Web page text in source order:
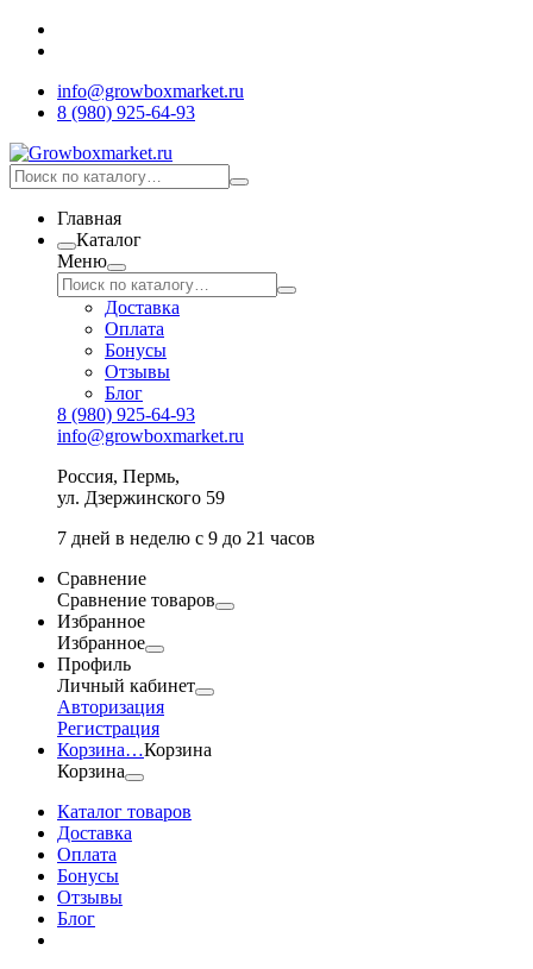
info@growboxmarket.ru
8 (980) 925-64-93
Главная
Каталог
Меню
Доставка
Оплата
Бонусы
Отзывы
Блог
8 (980) 925-64-93
info@growboxmarket.ru
Россия, Пермь,
ул. Дзержинского 59
7 дней в неделю с 9 до 21 часов
Сравнение
Сравнение товаров
Избранное
Избранное
Профиль
Личный кабинет
Авторизация
Регистрация
Корзина…Корзина
Корзина
Каталог товаров
Доставка
Оплата
Бонусы
Отзывы
Блог